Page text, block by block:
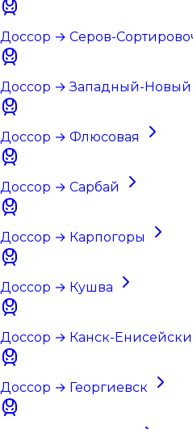
Доссор → Серов-
Доссор → Западный-Новый
Доссор → Флюсовая
Доссор → Сарбай
Доссор → Карпогоры
Доссор → Кушва
Доссор → Канск-
Доссор → Георгиевск